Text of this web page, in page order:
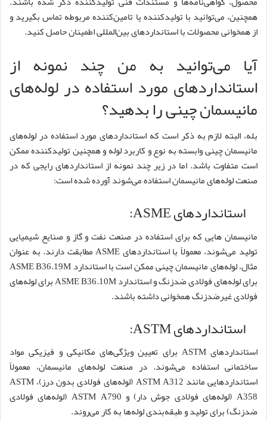
همچنین، می‌توانید با تولیدکننده یا تامین‌کننده مربوطه تماس بگیرید و
از همخوانی محصولات با استانداردهای بین‌المللی اطمینان حاصل کنید.
آیا می‌توانید به من چند نمونه از
استانداردهای مورد استفاده در لوله‌های
مانیسمان چینی را بدهید؟
بله، البته لازم به ذکر است که استانداردهای مورد استفاده در لوله‌های
مانیسمان چینی وابسته به نوع و کاربرد لوله و همچنین تولیدکننده ممکن
است متفاوت باشد. اما در زیر چند نمونه از استانداردهای رایجی که در
صنعت لوله‌های مانیسمان استفاده می‌شوند آورده شده است:
استانداردهای ASME:
مانیسمان هایی که برای استفاده در صنعت نفت و گاز و صنایع شیمیایی
تولید می‌شوند، معمولاً با استانداردهای ASME مطابقت دارند. به عنوان
مثال، لوله‌های مانیسمان چینی ممکن است با استاندارد ASME B36.19M
برای لوله‌های فولادی ضدزنگ و استاندارد ASME B36.10M برای لوله‌های
فولادی غیرضدزنگ همخوانی داشته باشند.
استانداردهای ASTM:
استانداردهای ASTM برای تعیین ویژگی‌های مکانیکی و فیزیکی مواد
ساختمانی استفاده می‌شوند. در صنعت لوله‌های مانیسمان، معمولاً
استانداردهایی مانند ASTM A312 (لوله‌های فولادی بدون درز)، ASTM
A358 (لوله‌های فولادی جوش دار) و ASTM A790 (لوله‌های فولادی
ضدزنگ) برای تولید و طبقه‌بندی لوله‌ها به کار می‌روند.